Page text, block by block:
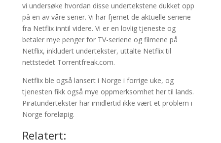
vi undersøke hvordan disse undertekstene dukket opp
på en av våre serier. Vi har fjernet de aktuelle seriene
fra Netflix inntil videre. Vi er en lovlig tjeneste og
betaler mye penger for TV-seriene og filmene på
Netflix, inkludert undertekster, uttalte Netflix til
nettstedet Torrentfreak.com.
Netflix ble også lansert i Norge i forrige uke, og
tjenesten fikk også mye oppmerksomhet her til lands.
Piratundertekster har imidlertid ikke vært et problem i
Norge foreløpig.
Relatert: